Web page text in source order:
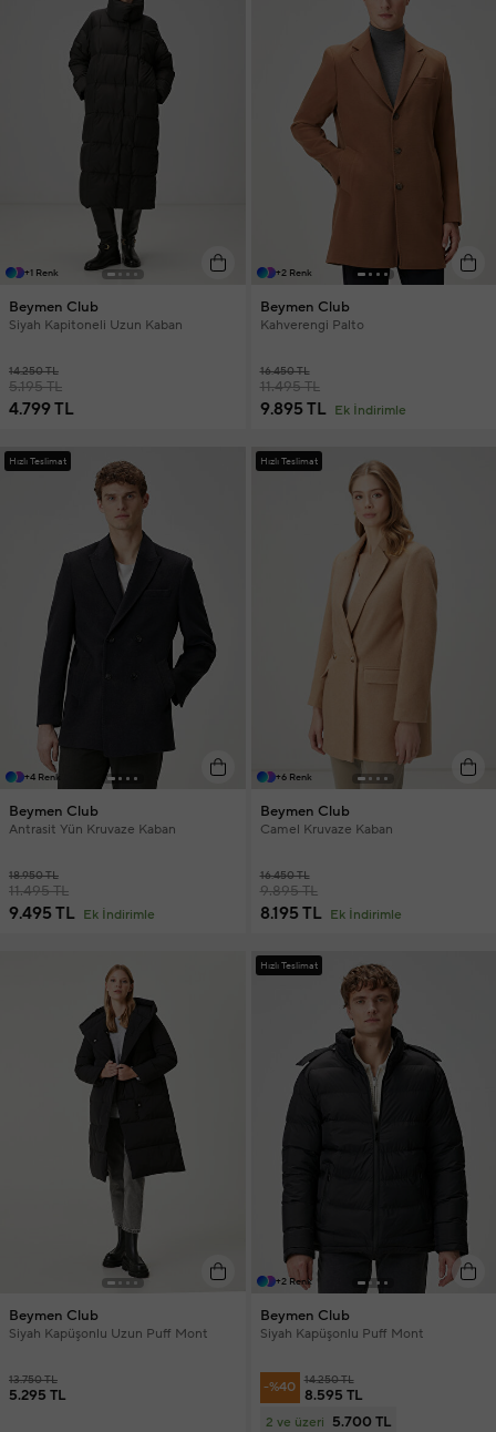
+1 Renk
Beymen Club
Siyah Kapitoneli Uzun Kaban
14.250 TL
5.195 TL
4.799 TL
+2 Renk
Beymen Club
Kahverengi Palto
16.450 TL
11.495 TL
9.895 TL Ek İndirimle
Hızlı Teslimat
+4 Renk
Beymen Club
Antrasit Yün Kruvaze Kaban
18.950 TL
11.495 TL
9.495 TL Ek İndirimle
Hızlı Teslimat
+6 Renk
Beymen Club
Camel Kruvaze Kaban
16.450 TL
9.895 TL
8.195 TL Ek İndirimle
Beymen Club
Siyah Kapüşonlu Uzun Puff Mont
13.750 TL
5.295 TL
Hızlı Teslimat
+2 Renk
Beymen Club
Siyah Kapüşonlu Puff Mont
-%40 14.250 TL
8.595 TL
2 ve üzeri 5.700 TL